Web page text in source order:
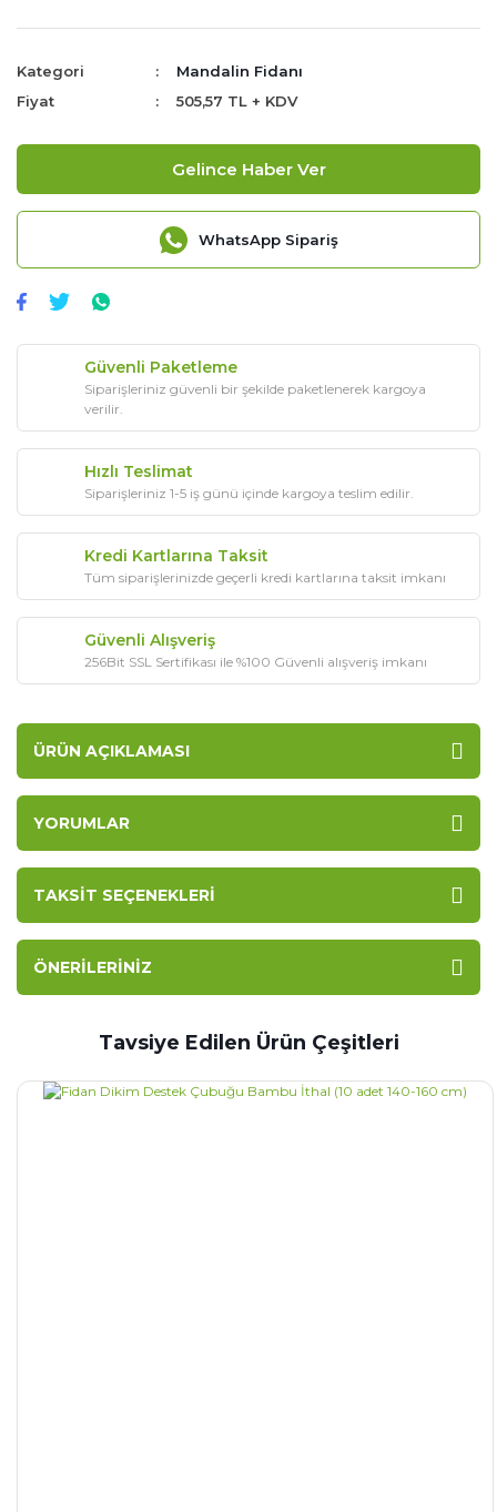
Kategori
Mandalin Fidanı
Fiyat
505,57 TL + KDV
Gelince Haber Ver
WhatsApp Sipariş
Güvenli Paketleme
Siparişleriniz güvenli bir şekilde paketlenerek kargoya
verilir.
Hızlı Teslimat
Siparişleriniz 1-5 iş günü içinde kargoya teslim edilir.
Kredi Kartlarına Taksit
Tüm siparişlerinizde geçerli kredi kartlarına taksit imkanı
Güvenli Alışveriş
256Bit SSL Sertifikası ile %100 Güvenli alışveriş imkanı
ÜRÜN AÇIKLAMASI
YORUMLAR
TAKSIT SEÇENEKLERI
ÖNERILERINIZ
Tavsiye Edilen Ürün Çeşitleri